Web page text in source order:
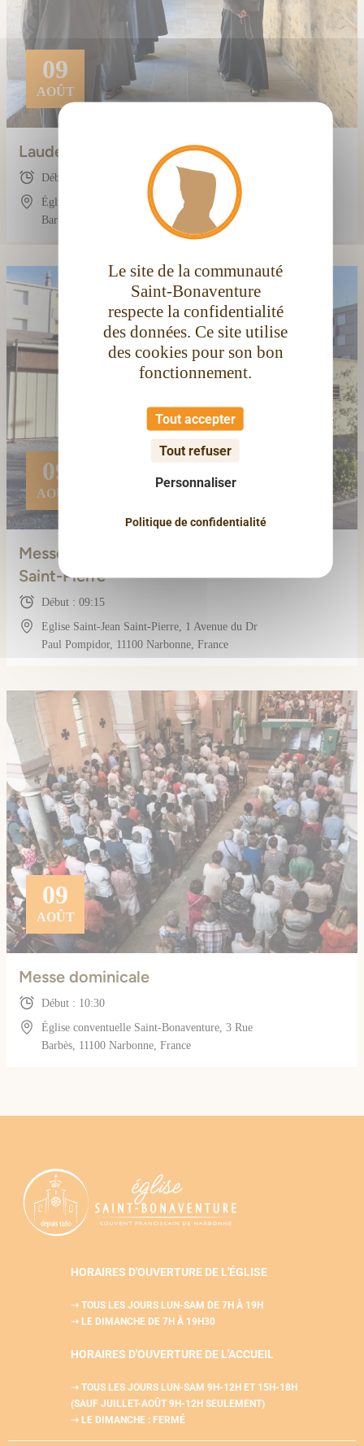
Le site de la communauté
Saint-Bonaventure
respecte la confidentialité
des données. Ce site utilise
des cookies pour son bon
fonctionnement.
Tout accepter
Tout refuser
Personnaliser
Politique de confidentialité
09
AOÛT
Laudes (avec les frères)
Début : 08:00
Église conventuelle Saint-Bonaventure, 3 Rue
Barbès, 11100 Narbonne, France
09
AOÛT
Messe dominicale à Saint-Jean
Saint-Pierre
Début : 09:15
Eglise Saint-Jean Saint-Pierre, 1 Avenue du Dr
Paul Pompidor, 11100 Narbonne, France
09
AOÛT
Messe dominicale
Début : 10:30
Église conventuelle Saint-Bonaventure, 3 Rue
Barbès, 11100 Narbonne, France
HORAIRES D'OUVERTURE DE L'ÉGLISE
➝ TOUS LES JOURS LUN-SAM DE 7H À 19H
➝ LE DIMANCHE DE 7H À 19H30
HORAIRES D'OUVERTURE DE L'ACCUEIL
➝ TOUS LES JOURS LUN-SAM 9H-12H ET 15H-18H
(SAUF JUILLET-AOÛT 9H-12H SEULEMENT)
➝ LE DIMANCHE : FERMÉ